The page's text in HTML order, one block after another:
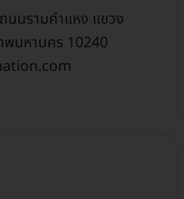
นนรามคำแหง แขวง
พมหานคร 10240